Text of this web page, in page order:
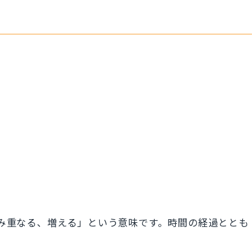
なる、増える」という意味です。時間の経過ととも